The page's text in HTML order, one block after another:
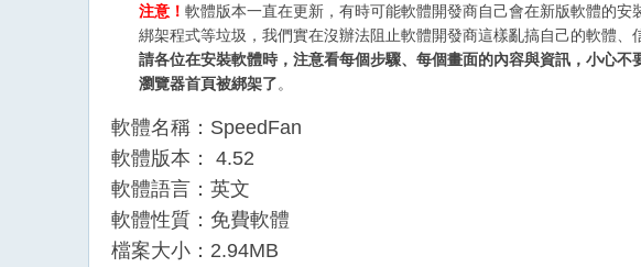
注意！ 軟體版本一直在更新，有時可能軟體開發商自己會在新版軟體的安
綁架程式等垃圾，我們實在沒辦法阻止軟體開發商這樣亂搞自己的軟體、
請各位在安裝軟體時，注意看每個步驟、每個畫面的內容與資訊，小心不
瀏覽器首頁被綁架了。
軟體名稱：SpeedFan
軟體版本： 4.52
軟體語言：英文
軟體性質：免費軟體
檔案大小：2.94MB